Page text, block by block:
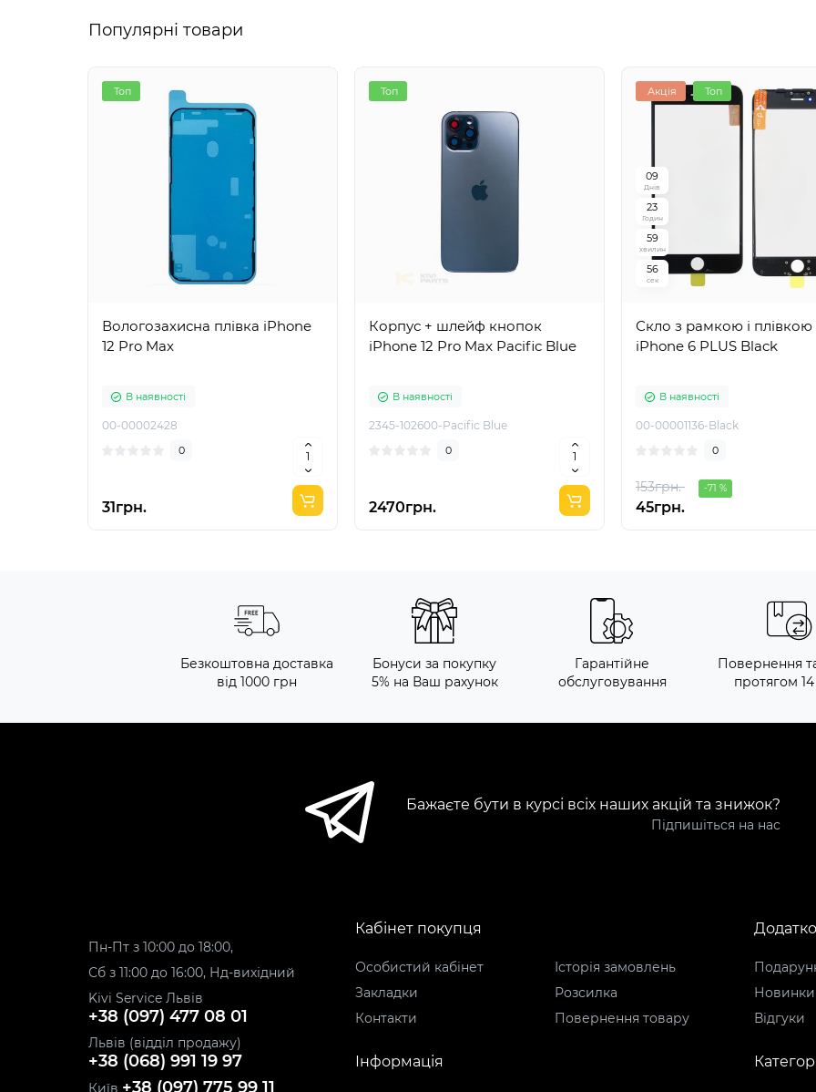
Популярні товари
Топ
Вологозахисна плівка iPhone
12 Pro Max
В наявності
00-00002428
0
31грн.
Топ
Корпус + шлейф кнопок
iPhone 12 Pro Max Pacific Blue
В наявності
2345-102600-Pacific Blue
0
2470грн.
Акція Топ
09
Днів
23
Годин
59
хвилин
55
сек
Скло з рамкою і плівкою
iPhone 6 PLUS Black
В наявності
00-00001136-Black
0
153грн. -71 %
45грн.
Безкоштовна доставка
від 1000 грн
Бонуси за покупку
5% на Ваш рахунок
Гарантійне
обслуговування
Повернення
протягом 14
Бажаєте бути в курсі всіх наших акцій та знижок?
Підпишіться на нас
Пн-Пт з 10:00 до 18:00,
Сб з 11:00 до 16:00, Нд-вихідний
Kivi Service Львів
+38 (097) 477 08 01
Львів (відділ продажу)
+38 (068) 991 19 97
Київ +38 (097) 775 99 11
Кабінет покупця
Особистий кабінет
Історія замовлень
Закладки
Розсилка
Контакти
Повернення товару
Новинки
Відгуки
Інформація